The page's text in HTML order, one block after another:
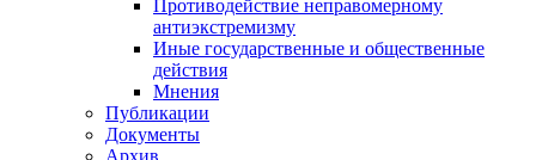
Противодействие неправомерному
антиэкстремизму
Иные государственные и общественные
действия
Мнения
Публикации
Документы
Архив